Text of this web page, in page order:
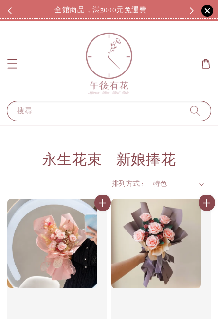
全館商品，滿3000元免運費 7/
搜尋
永生花束｜新娘捧花
排列方式 :